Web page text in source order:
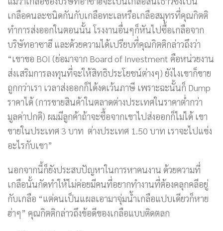
เกลือคนละชนิดกันกับเกลือทะเลหรือเกลือสมุทรที่คุณกิตติ
ทำการส่งออกในตอนนั้น โรงงานอื่นๆก็หันไปซื้อเกลือจาก
บริษัทอาซาฮี และด้วยความได้เปรียบที่คุณกิตติกล่าวถึงว่า
“เขาขอ BOI (ย่อมาจาก Board of Investment คือหน่วยงาน
ส่งเสริมการลงทุนที่จะให้สิทธิประโยชน์ต่างๆ) ยังไงเขาก็ขาย
ถูกกว่าเรา เวลาส่งออกก็ได้งดเว้นภาษี เพราะฉะนั้นก็ Dump
ราคาได้ (การขายสินค้าในตลาดต่างประเทศในราคาต่ำกว่า
มูลค่าปกติ) ผมมีลูกค้าถ้าจะซื้อจากเขาไปส่งออกก็ไม่ได้ เขา
ขายในประเทศ 3 บาท ต่างประเทศ 1.50 บาท เราจะไปแข่ง
อะไรกับเขา”
นอกจากนี้ก็ยังประสบปัญหาในการหาคนงาน ด้วยความที่
เกลือนั้นกัดทำให้ไม่ค่อยมีคนที่อยากทำงานที่ต้องคลุกคลีอยู่
กับเกลือ “แต่คนเป็นแผลเอามาจุ่มน้ำเกลือแปบเดียวก็หาย
ฮ่าๆ” คุณกิตติกล่าวถึงข้อดีของเกลือแบบติดตลก